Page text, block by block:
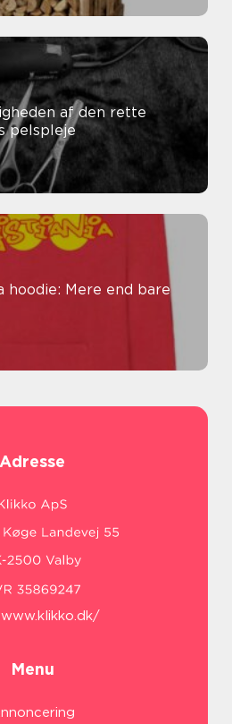
af den rette
pelspleje
hoodie: Mere end bare
Adresse
www.klikko.dk/
Menu